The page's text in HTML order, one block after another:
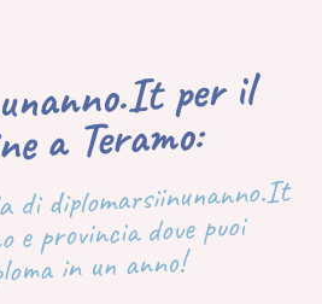
per il
a Teramo:
di diplomarsiinunanno.It
e provincia dove puoi
in un anno!